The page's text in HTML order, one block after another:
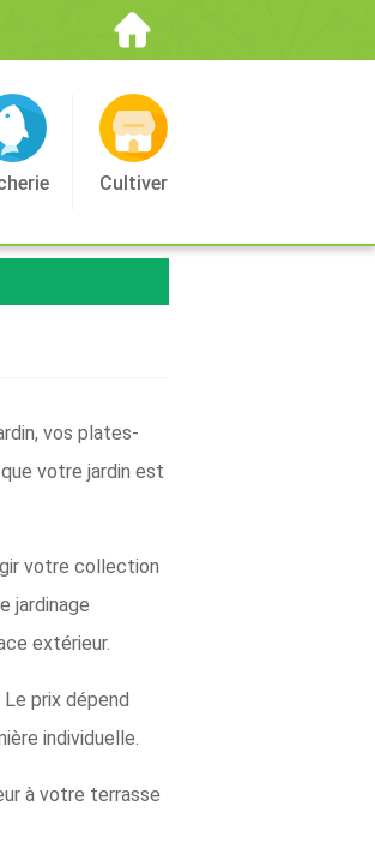
Cultiver
vos plates-
votre jardin est
votre collection
jardinage
extérieur.
prix dépend
individuelle.
à votre terrasse